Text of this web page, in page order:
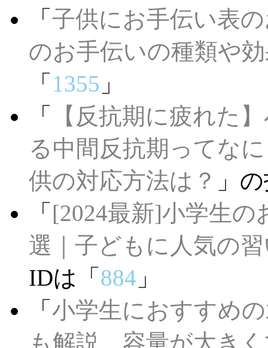
「 子供にお手伝い表
のお手伝いの種類や
「 1355 」
「
【反抗期に疲れた
る中間反抗期ってな
供の対応方法は？ 」
「 [2024最新]小学生
選｜子どもに人気の
IDは「 884 」
「 小学生におすすめ
も解説。容量が大き